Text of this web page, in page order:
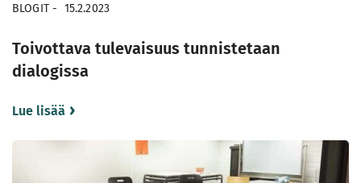
BLOGIT- 15.2.2023
Toivottava tulevaisuus tunnistetaan
dialogissa
Lue lisää